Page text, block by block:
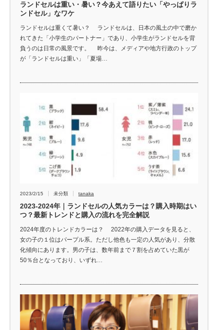
ランドセルは重い・暑い？今あえて語りたい「やっぱりラ
ンドセル」なワケ
ランドセルは重くて暑い？ ランドセルは、日本の風土の中で磨か
れてきた「小学生のパートナー」であり、小学生がランドセルを背
負うのは日常の風景です。 昨今は、メディアや地方行政のトップ
が「ランドセルは重い」「夏場…
2023/2/15 未分類 tanaka
2023-2024年｜ランドセルの人気カラーは？購入時期はい
つ？最新トレンドと購入の流れを完全解説
2024年度のトレンドカラーは？ 2022年の購入データを見ると、
女の子の１位はパープル系。ただし他色も一定の人気があり、分散
化傾向にあります。男の子は、数年前まで７割を占めていた黒が
50％台となっており、いずれ…